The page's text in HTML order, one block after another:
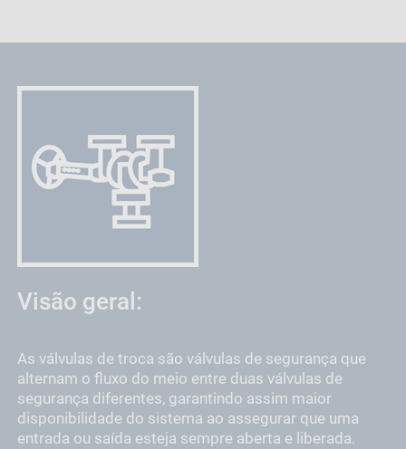
Visão geral:
As válvulas de troca são válvulas de segurança que
alternam o fluxo do meio entre duas válvulas de
segurança diferentes, garantindo assim maior
disponibilidade do sistema ao assegurar que uma
entrada ou saída esteja sempre aberta e liberada.